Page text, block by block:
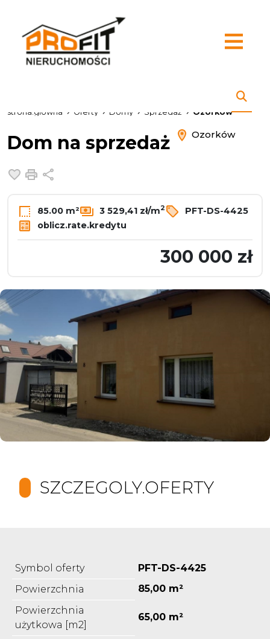
strona.glowna Oferty Domy Sprzedaż Ozorków
Dom na sprzedaż Ozorków
Dodaj do ulubionych
Drukuj
85.00 m² 3 529,41 zł/m2
PFT-DS-4425
oblicz.rate.kredytu
300 000 zł
SZCZEGOLY.OFERTY
Symbol oferty
PFT-DS-4425
Powierzchnia
85,00 m²
Powierzchnia
użytkowa [m2]
65,00 m²